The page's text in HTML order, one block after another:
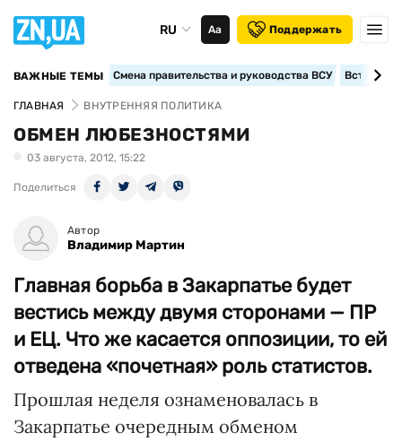
RU Аа Поддержать
ВАЖНЫЕ ТЕМЫ Смена правительства и руководства ВСУ
ГЛАВНАЯ ВНУТРЕННЯЯ ПОЛИТИКА
ОБМЕН ЛЮБЕЗНОСТЯМИ
03 августа, 2012, 15:22
Поделиться
Автор
Владимир Мартин
Главная борьба в Закарпатье будет
вестись между двумя сторонами — ПР
и ЕЦ. Что же касается оппозиции, то ей
отведена «почетная» роль статистов.
Прошлая неделя ознаменовалась в
Закарпатье очередным обменом